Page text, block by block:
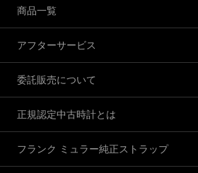
商品一覧
アフターサービス
委託販売について
正規認定中古時計とは
フランク ミュラー純正ストラップ